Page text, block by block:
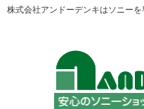
株式会社アンドーデンキはソニーを